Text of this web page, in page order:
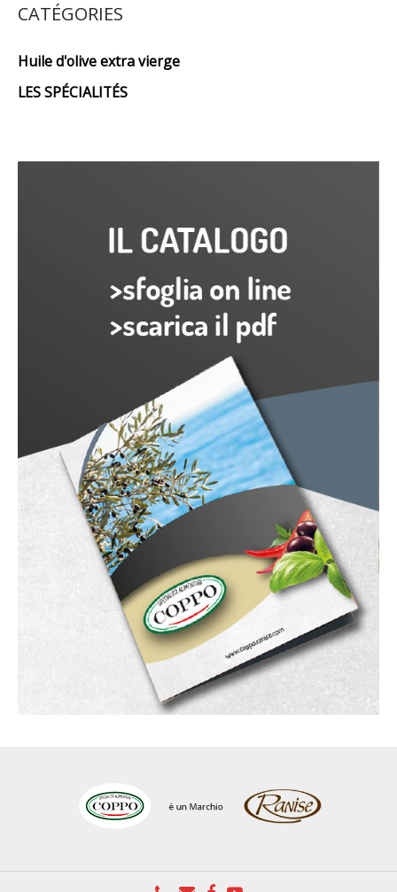
CATÉGORIES
Huile d'olive extra vierge
LES SPÉCIALITÉS